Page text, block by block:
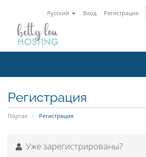
Русский Вход Регистрация
Регистрация
Портал Регистрация
Уже зарегистрированы?